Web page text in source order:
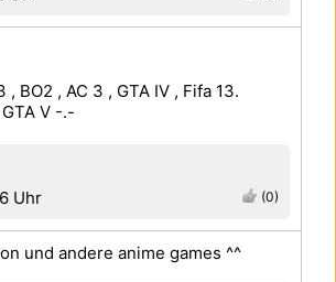
Uhr
(0)
, BO2 , AC 3 , GTA IV , Fifa 13.
V -.-
und andere anime games ^^